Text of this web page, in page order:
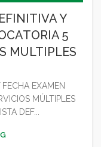
PARTICIPACIÓN,
Y
5
MULTIPLES
EXAMEN
MÚLTIPLES
DEF...